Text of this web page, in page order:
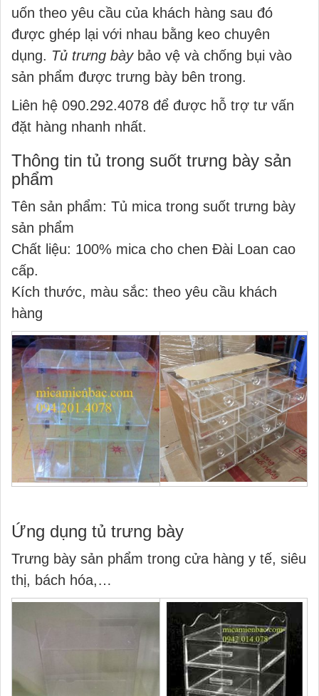
uốn theo yêu cầu của khách hàng sau đó
được ghép lại với nhau bằng keo chuyên
dụng. Tủ trưng bàybảo vệ và chống bụi vào
sản phẩm được trưng bày bên trong.
Liên hệ 090.292.4078 để được hỗ trợ tư vấn
đặt hàng nhanh nhất.
Thông tin tủ trong suốt trưng bày sản
phẩm
Tên sản phẩm: Tủ mica trong suốt trưng bày
sản phẩm
Chất liệu: 100% mica cho chen Đài Loan cao
cấp.
Kích thước, màu sắc: theo yêu cầu khách
hàng
Ứng dụng tủ trưng bày
Trưng bày sản phẩm trong cửa hàng y tế, siêu
thị, bách hóa,…